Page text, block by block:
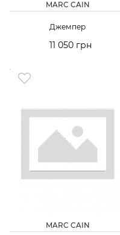
MARC CAIN
Джемпер
11 050 грн
MARC CAIN